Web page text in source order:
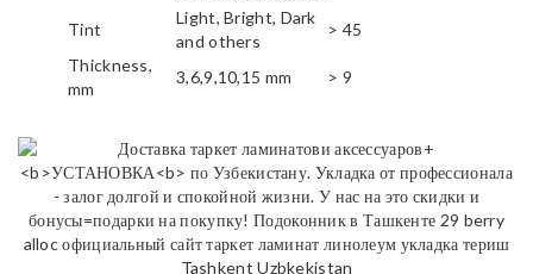
Tint
Light, Bright, Dark
and others
> 45
Thickness,
mm
3,6,9,10,15 mm > 9